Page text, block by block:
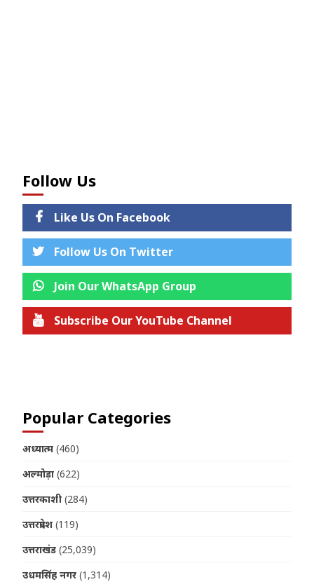
Follow Us
Like Us On Facebook
Follow Us On Twitter
Join Our WhatsApp Group
Subscribe Our YouTube Channel
Popular Categories
अध्यात्म (460)
अल्मोड़ा (622)
उत्तरकाशी (284)
उत्तरप्रदेश (119)
उत्तराखंड (25,039)
उधमसिंह नगर (1,314)